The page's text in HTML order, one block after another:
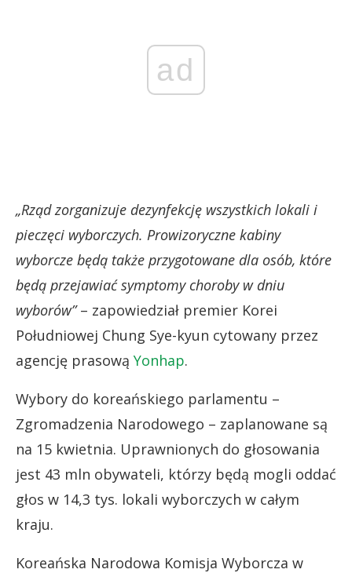
ad
„Rząd zorganizuje dezynfekcję wszystkich lokali i
pieczęci wyborczych. Prowizoryczne kabiny
wyborcze będą także przygotowane dla osób, które
będą przejawiać symptomy choroby w dniu
wyborów”– zapowiedział premier Korei
Południowej Chung Sye-kyun cytowany przez
agencję prasową Yonhap.
Wybory do koreańskiego parlamentu –
Zgromadzenia Narodowego – zaplanowane są
na 15 kwietnia. Uprawnionych do głosowania
jest 43 mln obywateli, którzy będą mogli oddać
głos w 14,3 tys. lokali wyborczych w całym
kraju.
Koreańska Narodowa Komisja Wyborcza w